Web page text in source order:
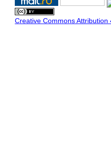
Creative Commons Attribution